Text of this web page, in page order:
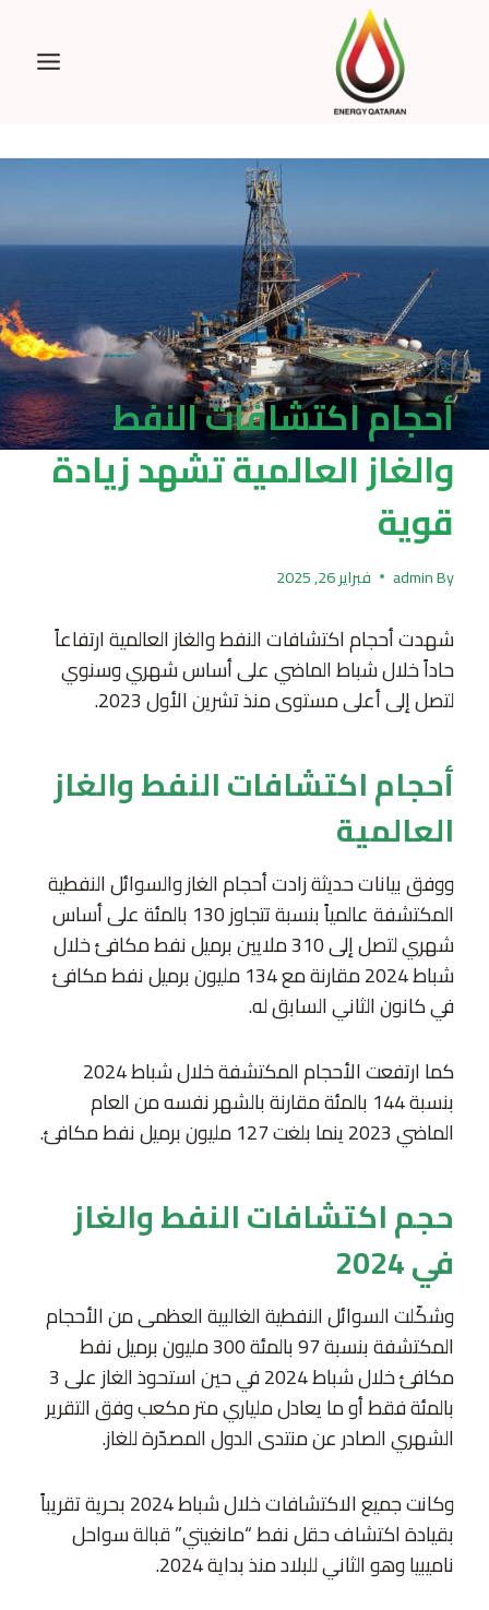
أحجام اكتشافات النفط
والغاز العالمية تشهد زيادة
قوية
By
admin فبراير 26, 2025
شهدت أحجام اكتشافات النفط والغاز العالمية ارتفاعاً
حاداً خلال شباط الماضي على أساس شهري وسنوي
لتصل إلى أعلى مستوى منذ تشرين الأول 2023.
أحجام اكتشافات النفط والغاز
العالمية
ووفق بيانات حديثة زادت أحجام الغاز والسوائل النفطية
المكتشفة عالمياً بنسبة تتجاوز 130 بالمئة على أساس
شهري لتصل إلى 310 ملايين برميل نفط مكافئ خلال
شباط 2024 مقارنة مع 134 مليون برميل نفط مكافئ
في كانون الثاني السابق له.
كما ارتفعت الأحجام المكتشفة خلال شباط 2024
بنسبة 144 بالمئة مقارنة بالشهر نفسه من العام
الماضي 2023 ينما بلغت 127 مليون برميل نفط مكافئ.
حجم اكتشافات النفط والغاز
في 2024
وشكّلت السوائل النفطية الغالبية العظمى من الأحجام
المكتشفة بنسبة 97 بالمئة 300 مليون برميل نفط
مكافئ خلال شباط 2024 في حين استحوذ الغاز على 3
بالمئة فقط أو ما يعادل ملياري متر مكعب وفق التقرير
الشهري الصادر عن منتدى الدول المصدّرة للغاز.
وكانت جميع الاكتشافات خلال شباط 2024 بحرية تقريباً
بقيادة اكتشاف حقل نفط “مانغيتي” قبالة سواحل
ناميبيا وهو الثاني للبلاد منذ بداية 2024.